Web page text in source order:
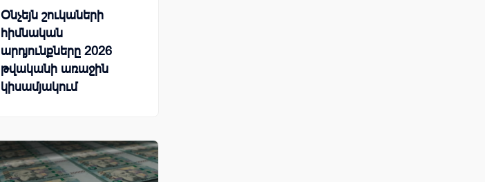
Օնչեյն շուկաների
հիմնական
արդյունքները 2026
թվականի առաջին
կիսամյակում